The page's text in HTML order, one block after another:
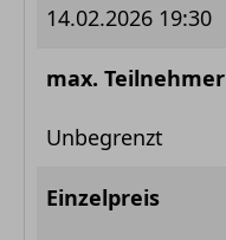
14.02.2026 19:30
max. Teilnehmer
Unbegrenzt
Einzelpreis